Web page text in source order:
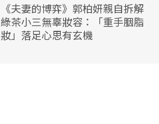
《夫妻的博弈》郭柏妍親自拆解
綠茶小三無辜妝容：「重手胭脂
妝」落足心思有玄機